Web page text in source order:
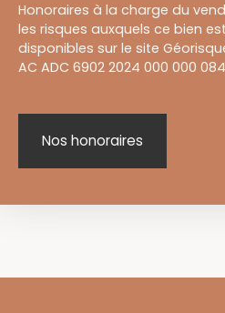
Honoraires à la charge du
les risques auxquels ce bien
disponibles sur le site
AC ADC 6902 2024 000 000 084
Nos honoraires